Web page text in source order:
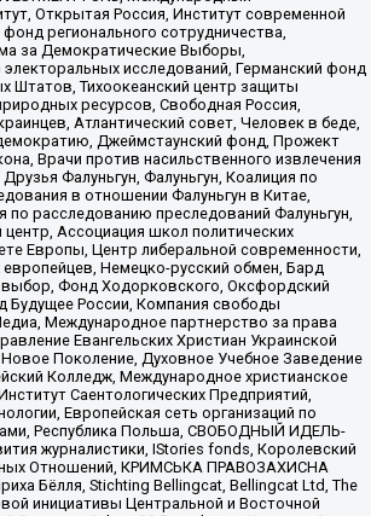
Открытая Россия, Институт современной
регионального сотрудничества,
за Демократические Выборы,
исследований, Германский фонд
Штатов, Тихоокеанский центр защиты
ресурсов, Свободная Россия,
Атлантический совет, Человек в беде,
Джеймстаунский фонд, Прожект
Врачи против насильственного извлечения
Фалуньгун, Фалуньгун, Коалиция по
в отношении Фалуньгун в Китае,
по расследованию преследований Фалуньгун,
Ассоциация школ политических
Европы, Центр либеральной современности,
Немецко-русский обмен, Бард
Фонд Ходорковского, Оксфордский
Будущее России, Компания свободы
Международное партнерство за права
Евангельских Христиан Украинской
Поколение, Духовное Учебное Заведение
Колледж, Международное христианское
Саентологических Предприятий,
Европейская сеть организаций по
Республика Польша, СВОБОДНЫЙ ИДЕЛЬ-
журналистики, IStories fonds, Королевский
Отношений, КРИМСЬКА ПРАВОЗАХИСНА
Бёлля, Stichting Bellingcat, Bellingcat Ltd, The
инициативы Центральной и Восточной